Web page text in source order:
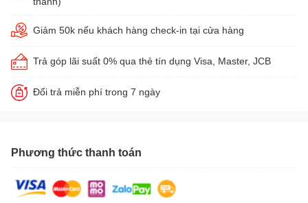
Giảm 50k nếu khách hàng check-in tại cửa hàng
Trả góp lãi suất 0% qua thẻ tín dụng Visa, Master, JCB
Đổi trả miễn phí trong 7 ngày
Phương thức thanh toán